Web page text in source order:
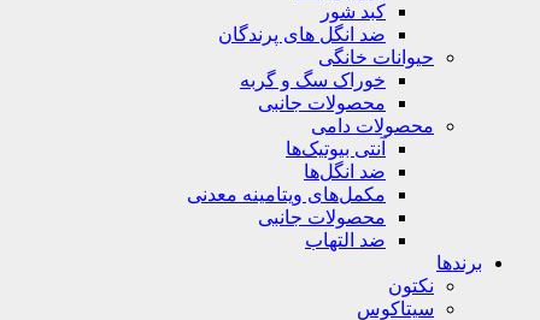
کبد شور
ضد انگل های پرندگان
حیوانات خانگی
خوراک سگ و گربه
محصولات جانبی
محصولات دامی
آنتی بیوتیک‌ها
ضد انگل‌ها
مکمل‌های ویتامینه معدنی
محصولات جانبی
ضد التهاب
برندها
نکتون
سیتاکوس